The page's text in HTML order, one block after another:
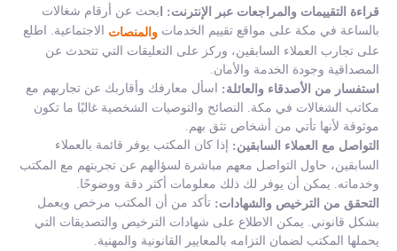
قراءة التقييمات والمراجعات عبر الإنترنت: ا بحث عن أرقام شغالات
بالساعة في مكة على مواقع تقييم الخدمات والمنصات الاجتماعية. اطلع
على تجارب العملاء السابقين، وركز على التعليقات التي تتحدث عن
المصداقية وجودة الخدمة والأمان.
استفسار من الأصدقاء والعائلة:
اسأل معارفك وأقاربك عن تجاربهم مع
مكاتب الشغالات في مكة. النصائح والتوصيات الشخصية غالبًا ما تكون
موثوقة لأنها تأتي من أشخاص تثق بهم.
التواصل مع العملاء السابقين: إذا كان المكتب يوفر قائمة بالعملاء
السابقين، حاول التواصل معهم مباشرة لسؤالهم عن تجربتهم مع المكتب
وخدماته. يمكن أن يوفر لك ذلك معلومات أكثر دقة ووضوحًا.
التحقق من الترخيص والشهادات: تأكد من أن المكتب مرخص ويعمل
بشكل قانوني. يمكن الاطلاع على شهادات الترخيص والتصديقات التي
يحملها المكتب لضمان التزامه بالمعايير القانونية والمهنية.